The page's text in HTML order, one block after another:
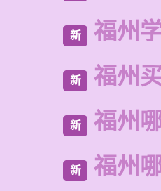
新 福州
新 福州
新 福州
新 福州